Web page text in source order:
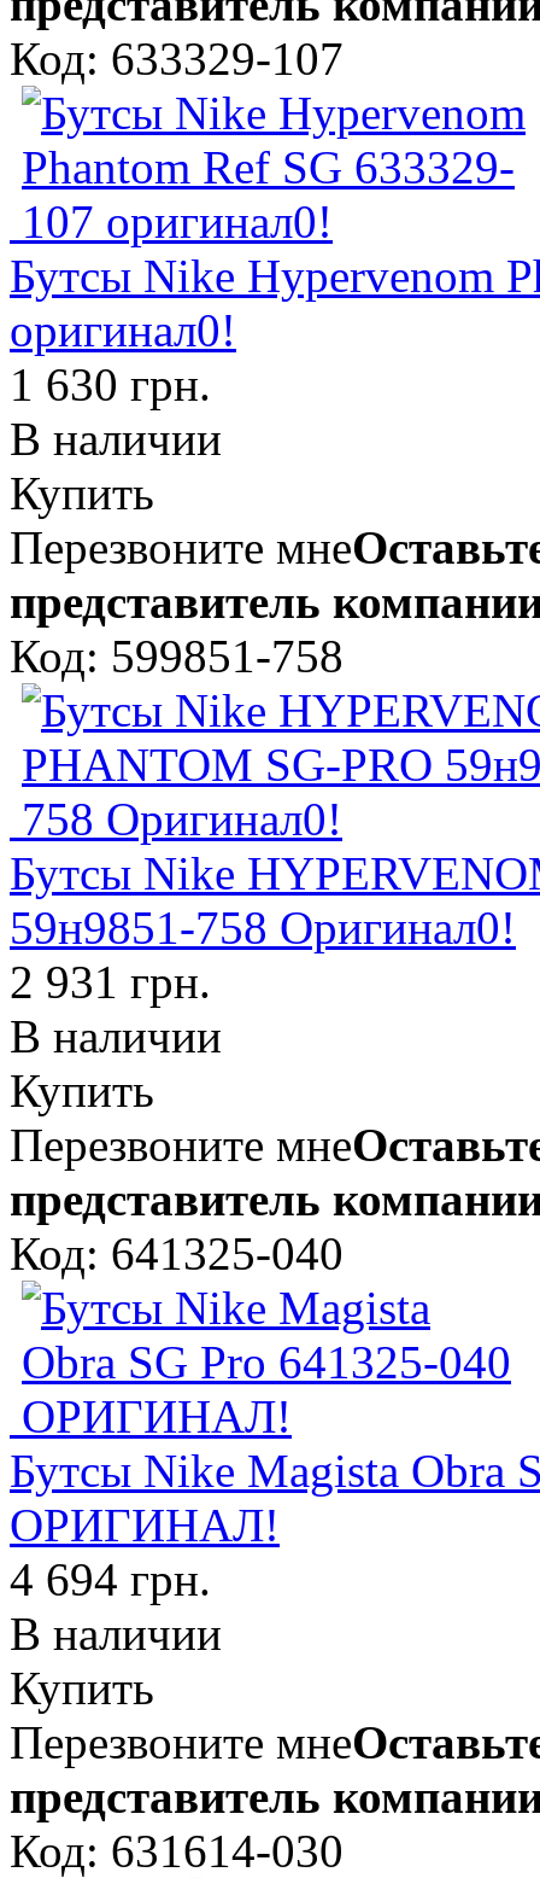
Код: 633329-107
Бутсы Nike Hypervenom
оригинал0!
1 630 грн.
В наличии
Купить
Перезвоните мне
представитель
Код: 599851-758
Бутсы Nike
59н9851-758 Оригинал0!
2 931 грн.
В наличии
Купить
Перезвоните мне
представитель
Код: 641325-040
Бутсы Nike Magista Obra
ОРИГИНАЛ!
4 694 грн.
В наличии
Купить
Перезвоните мне
представитель
Код: 631614-030